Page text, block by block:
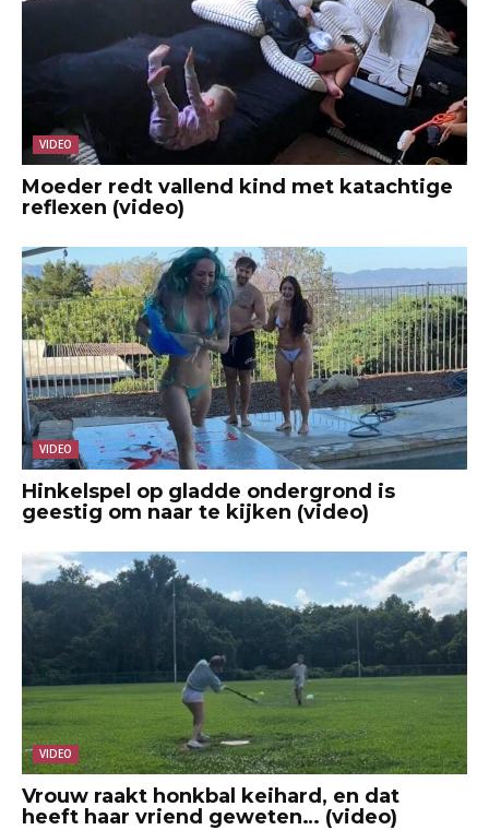
VIDEO
Moeder redt vallend kind met katachtige
reflexen (video)
VIDEO
Hinkelspel op gladde ondergrond is
geestig om naar te kijken (video)
VIDEO
Vrouw raakt honkbal keihard, en dat
heeft haar vriend geweten… (video)